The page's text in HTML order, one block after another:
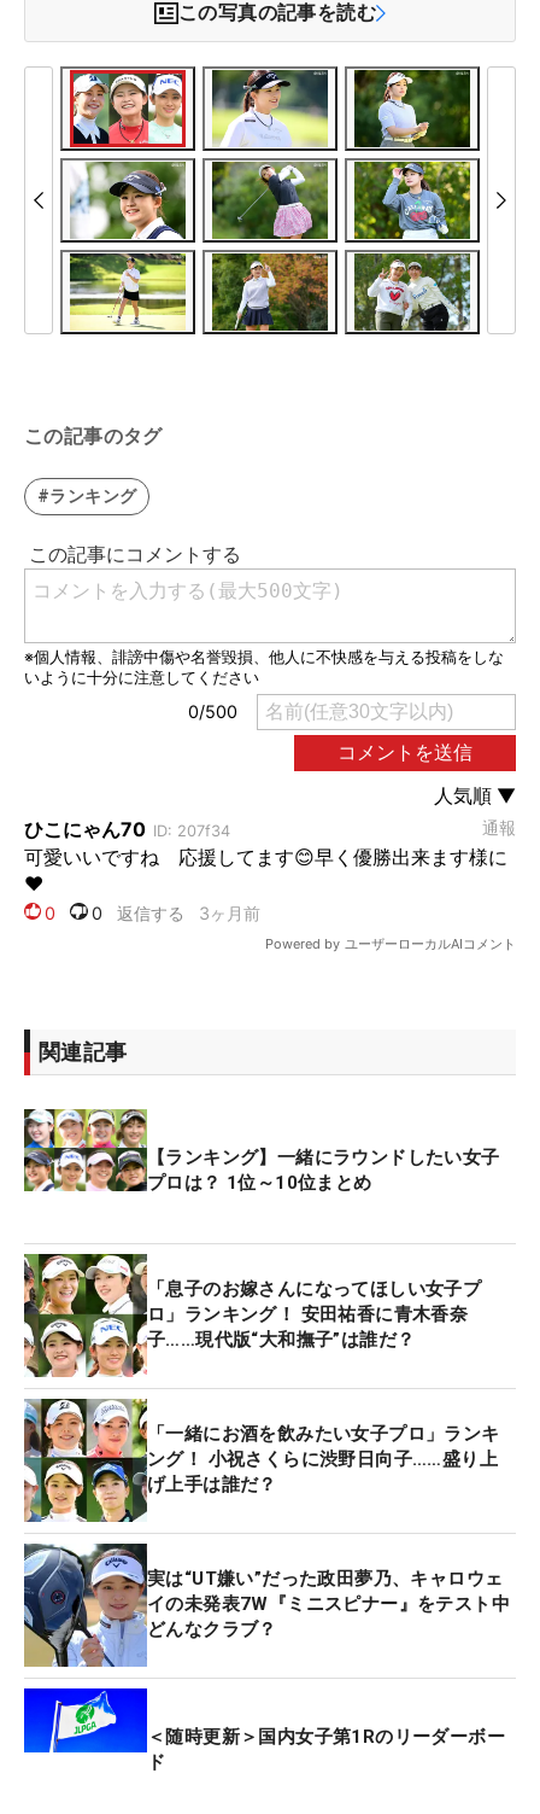
この写真の記事を読む
この記事のタグ
#ランキング
関連記事
【ランキング】一緒にラウンドしたい女子
プロは？ 1位～10位まとめ
「息子のお嫁さんになってほしい女子プ
ロ」ランキング！ 安田祐香に青木香奈
子……現代版“大和撫子”は誰だ？
「一緒にお酒を飲みたい女子プロ」ランキ
ング！ 小祝さくらに渋野日向子……盛り上
げ上手は誰だ？
実は“UT嫌い”だった政田夢乃、キャロウェ
イの未発表7W『ミニスピナー』をテスト中
どんなクラブ？
＜随時更新＞国内女子第1Rのリーダーボー
ド